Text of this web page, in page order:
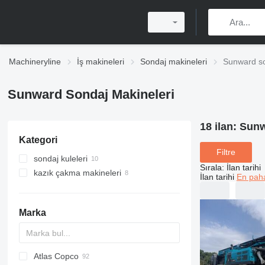
Machineryline İş makineleri Sondaj makineleri Sunward
Sunward Sondaj Makineleri
Kategori
sondaj kuleleri
kazık çakma makineleri
Marka
Mobilram
Atlas Copco
18 ilan:
Filtre
Sırala: İlan tarihi
İlan tarihi En